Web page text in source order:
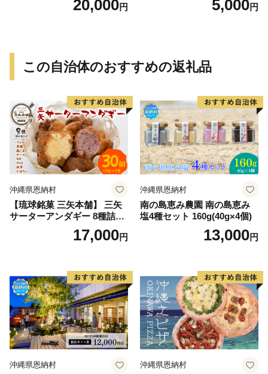
20,000円 5,000円
この自治体のおすすめの返礼品
沖縄県恩納村
【琉球銘菓 三矢本舗】 三矢
サーターアンダギー 8種詰め
合わせ(15個×2袋)17,000円
沖縄県恩納村
南の島恵み農園 南の島恵み
塩4種セット 160g(40g×4個)
13,000円
沖縄県恩納村 沖縄県恩納村